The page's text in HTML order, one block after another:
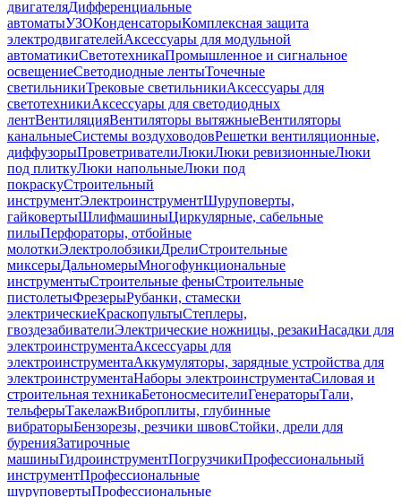
двигателяДифференциальные
автоматыУЗОКонденсаторыКомплексная защита
электродвигателейАксессуары для модульной
автоматикиСветотехникаПромышленное и сигнальное
освещениеСветодиодные лентыТочечные
светильникиТрековые светильникиАксессуары для
светотехникиАксессуары для светодиодных
лентВентиляцияВентиляторы вытяжныеВентиляторы
канальныеСистемы воздуховодовРешетки вентиляционные,
диффузорыПроветривателиЛюкиЛюки ревизионныеЛюки
под плиткуЛюки напольныеЛюки под
покраскуСтроительный
инструментЭлектроинструментШуруповерты,
гайковертыШлифмашиныЦиркулярные, сабельные
пилыПерфораторы, отбойные
молоткиЭлектролобзикиДрелиСтроительные
миксерыДальномерыМногофункциональные
инструментыСтроительные феныСтроительные
пистолетыФрезерыРубанки, стамески
электрическиеКраскопультыСтеплеры,
гвоздезабивателиЭлектрические ножницы, резакиНасадки для
электроинструментаАксессуары для
электроинструментаАккумуляторы, зарядные устройства для
электроинструментаНаборы электроинструментаСиловая и
строительная техникаБетоносмесителиГенераторыТали,
тельферыТакелажВиброплиты, глубинные
вибраторыБензорезы, резчики швовСтойки, дрели для
буренияЗатирочные
машиныГидроинструментПогрузчикиПрофессиональный
инструментПрофессиональные
шуруповертыПрофессиональные